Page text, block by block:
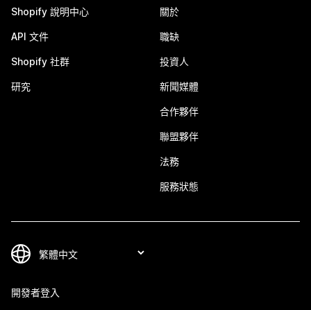
Shopify 說明中心
API 文件
Shopify 社群
研究
關於
職缺
投資人
新聞媒體
合作夥伴
聯盟夥伴
法務
服務狀態
開發者登入